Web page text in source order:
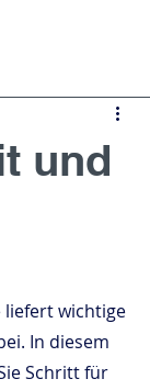
und
liefert wichtige
In diesem
Schritt für